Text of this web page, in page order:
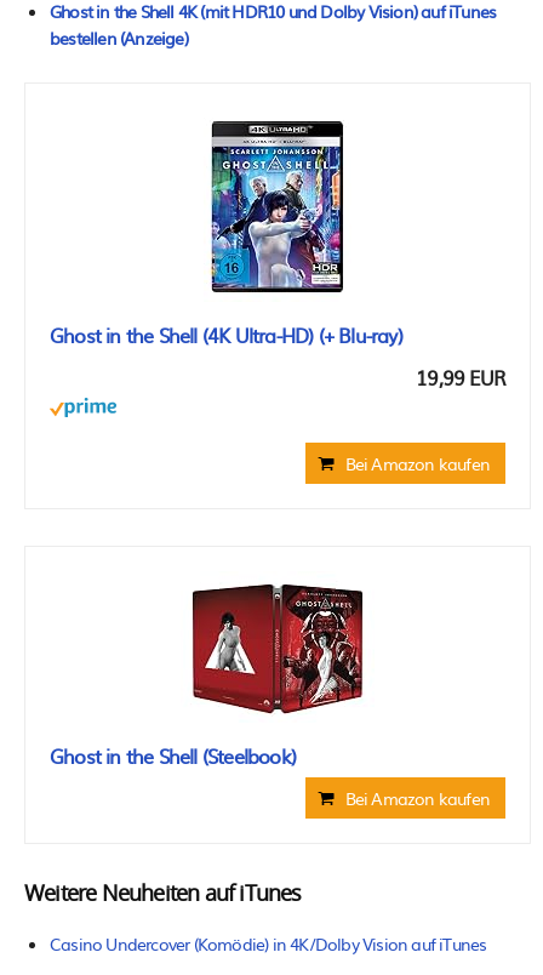
Ghost in the Shell 4K (mit HDR10 und Dolby Vision) auf iTunes
bestellen (Anzeige)
Ghost in the Shell (4K Ultra-HD) (+ Blu-ray)
19,99 EUR
Bei Amazon kaufen
Ghost in the Shell (Steelbook)
Bei Amazon kaufen
Weitere Neuheiten auf iTunes
Casino Undercover (Komödie) in 4K/Dolby Vision auf iTunes